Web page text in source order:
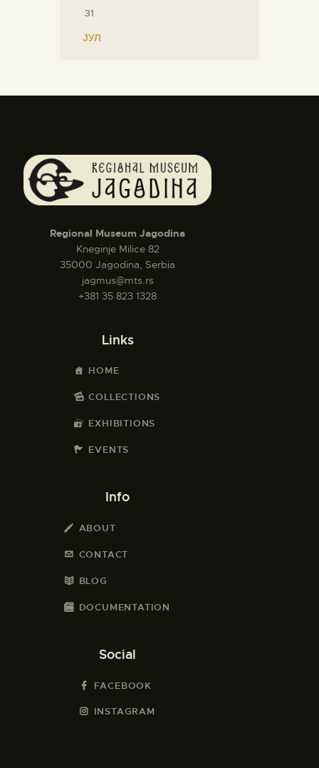
31
« ЈУЛ
Regional Museum Jagodina
Kneginje Milice 82
35000 Jagodina, Serbia
jagmus@mts.rs
+381 35 823 1328
Links
HOME
COLLECTIONS
EXHIBITIONS
EVENTS
Info
ABOUT
CONTACT
BLOG
DOCUMENTATION
Social
FACEBOOK
INSTAGRAM